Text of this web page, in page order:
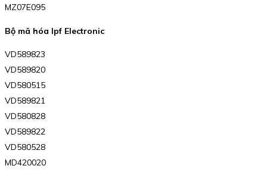
MZ07E095
Bộ mã hóa Ipf Electronic
VD589823
VD589820
VD580515
VD589821
VD580828
VD589822
VD580528
MD420020